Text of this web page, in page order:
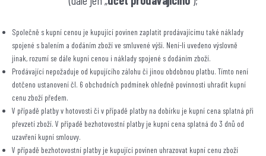
Společně s kupní cenou je kupující povinen zaplatit prodávajícímu také náklady
spojené s balením a dodáním zboží ve smluvené výši. Není-li uvedeno výslovně
jinak, rozumí se dále kupní cenou i náklady spojené s dodáním zboží.
Prodávající nepožaduje od kupujícího zálohu či jinou obdobnou platbu. Tímto není
dotčeno ustanovení čl. 6 obchodních podmínek ohledně povinnosti uhradit kupní
cenu zboží předem.
V případě platby v hotovosti či v případě platby na dobírku je kupní cena splatná při
převzetí zboží. V případě bezhotovostní platby je kupní cena splatná do 3 dnů od
uzavření kupní smlouvy.
V případě bezhotovostní platby je kupující povinen uhrazovat kupní cenu zboží